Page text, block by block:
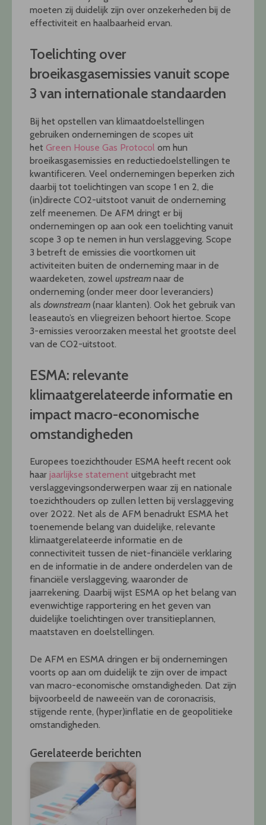
moeten zij duidelijk zijn over onzekerheden bij de
effectiviteit en haalbaarheid ervan.
Toelichting over
broeikasgasemissies vanuit scope
3 van internationale standaarden
Bij het opstellen van klimaatdoelstellingen
gebruiken ondernemingen de scopes uit
het Green House Gas Protocol om hun
broeikasgasemissies en reductiedoelstellingen te
kwantificeren. Veel ondernemingen beperken zich
daarbij tot toelichtingen van scope 1 en 2, die
(in)directe CO2-uitstoot vanuit de onderneming
zelf meenemen. De AFM dringt er bij
ondernemingen op aan ook een toelichting vanuit
scope 3 op te nemen in hun verslaggeving. Scope
3 betreft de emissies die voortkomen uit
activiteiten buiten de onderneming maar in de
waardeketen, zowel upstream naar de
onderneming (onder meer door leveranciers)
als downstream (naar klanten). Ook het gebruik van
leaseauto’s en vliegreizen behoort hiertoe. Scope
3-emissies veroorzaken meestal het grootste deel
van de CO2-uitstoot.
ESMA: relevante
klimaatgerelateerde informatie en
impact macro-economische
omstandigheden
Europees toezichthouder ESMA heeft recent ook
haar jaarlijkse statement uitgebracht met
verslaggevingsonderwerpen waar zij en nationale
toezichthouders op zullen letten bij verslaggeving
over 2022. Net als de AFM benadrukt ESMA het
toenemende belang van duidelijke, relevante
klimaatgerelateerde informatie en de
connectiviteit tussen de niet-financiële verklaring
en de informatie in de andere onderdelen van de
financiële verslaggeving, waaronder de
jaarrekening. Daarbij wijst ESMA op het belang van
evenwichtige rapportering en het geven van
duidelijke toelichtingen over transitieplannen,
maatstaven en doelstellingen.
De AFM en ESMA dringen er bij ondernemingen
voorts op aan om duidelijk te zijn over de impact
van macro-economische omstandigheden. Dat zijn
bijvoorbeeld de naweeën van de coronacrisis,
stijgende rente, (hyper)inflatie en de geopolitieke
omstandigheden.
Gerelateerde berichten